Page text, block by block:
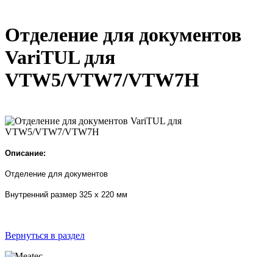
Отделение для документов
VariTUL для
VTW5/VTW7/VTW7H
Описание:
Отделение для документов
Внутренний размер 325 х 220 мм
Вернуться в раздел